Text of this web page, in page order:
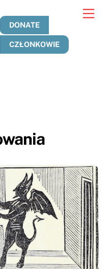
DONATE
CZŁONKOWIE